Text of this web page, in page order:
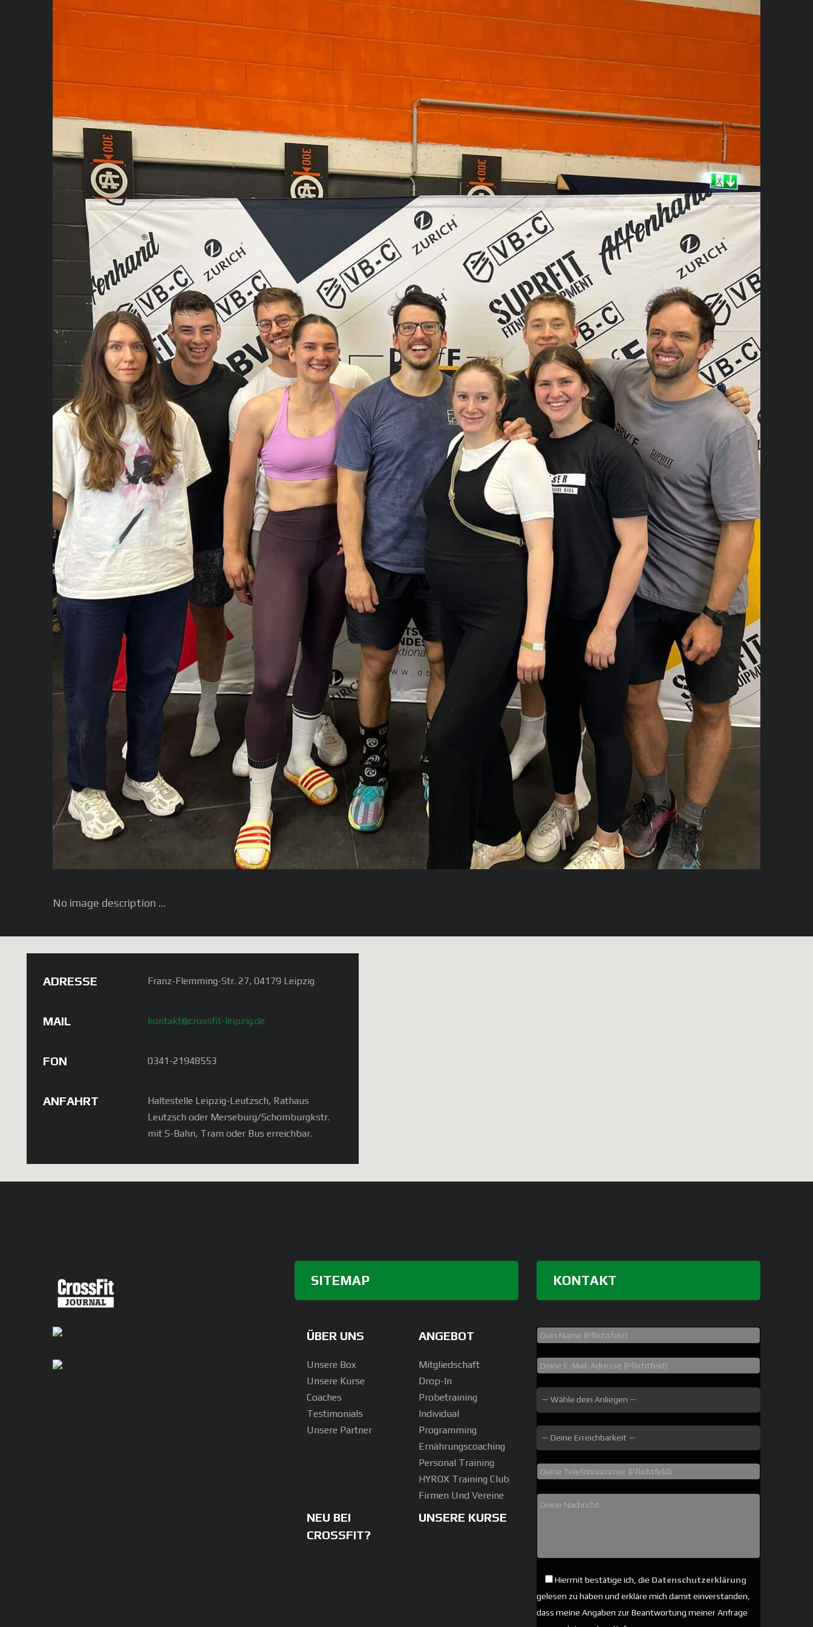
No image description ...
ADRESSE Franz-Flemming-Str. 27, 04179 Leipzig
MAIL kontakt@crossfit-leipzig.de
FON 0341-21948553
ANFAHRT
Haltestelle Leipzig-Leutzsch, Rathaus
Leutzsch oder Merseburg/Schomburgkstr.
mit S-Bahn, Tram oder Bus erreichbar.
SITEMAP
ÜBER UNS
Unsere Box
Unsere Kurse
Coaches
Testimonials
Unsere Partner
ANGEBOT
Mitgliedschaft
Drop-In
Probetraining
Individual
Programming
Ernährungscoaching
Personal Training
HYROX Training Club
Firmen Und Vereine
NEU BEI
CROSSFIT?
UNSERE KURSE
KONTAKT
Hiermit bestätige ich, die Datenschutzerklärung
gelesen zu haben und erkläre mich damit einverstanden,
dass meine Angaben zur Beantwortung meiner Anfrage